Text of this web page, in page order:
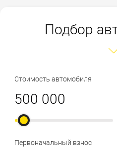
Подбор
Стоимость автомобиля
Первоначальный взнос